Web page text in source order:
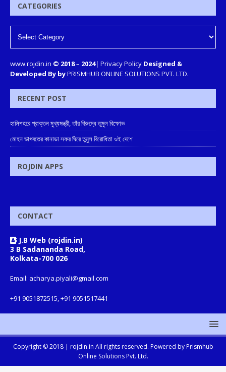
CATEGORIES
www.rojdin.in © 2018– 2024| Privacy Policy Designed &
Developed By byPRISMHUB ONLINE SOLUTIONS PVT. LTD.
RECENT POST
হালিশহরে প্রাক্তন মুখ্যমন্ত্রী, তাঁর বিরুদ্ধে তুমুল বিক্ষোভ
মোহন ভাগবতের কানাডা সফর ঘিরে তুমুল বিরোধিতা ওই দেশে
ROJDIN APPS
CONTACT
J.B Web (rojdin.in)
3 B Sadananda Road,
Kolkata-700 026
Email: acharya.piyali@gmail.com
+91 9051872515, +91 9051517441
Copyright © 2018 | rojdin.in All rights reserved. Powered by Prismhub
Online Solutions Pvt. Ltd.